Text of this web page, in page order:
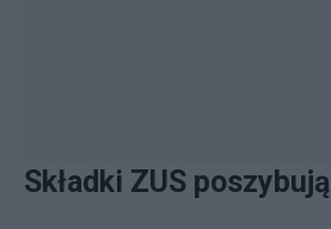
Składki ZUS poszybują